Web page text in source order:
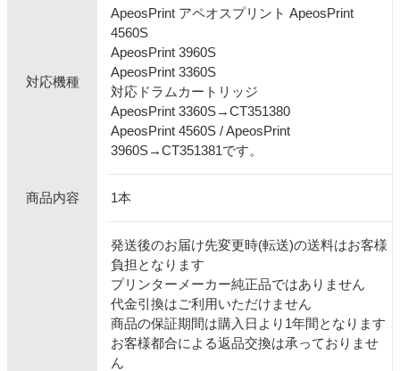
対応機種
ApeosPrint アペオスプリント ApeosPrint
4560S
ApeosPrint 3960S
ApeosPrint 3360S
対応ドラムカートリッジ
ApeosPrint 3360S→CT351380
ApeosPrint 4560S / ApeosPrint
3960S→CT351381です。
商品内容 1本
発送後のお届け先変更時(転送)の送料はお客様
負担となります
プリンターメーカー純正品ではありません
代金引換はご利用いただけません
商品の保証期間は購入日より1年間となります
お客様都合による返品交換は承っておりませ
ん